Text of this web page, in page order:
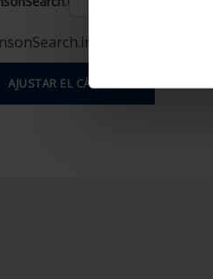
AJUSTAR EL CÁLCULO